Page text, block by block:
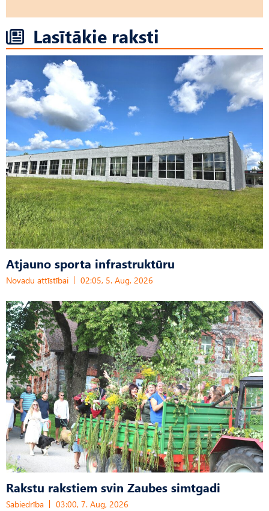
Lasītākie raksti
Atjauno sporta infrastruktūru
Novadu attīstībai 02:05, 5. Aug, 2026
Rakstu rakstiem svin Zaubes simtgadi
Sabiedrība 03:00, 7. Aug, 2026